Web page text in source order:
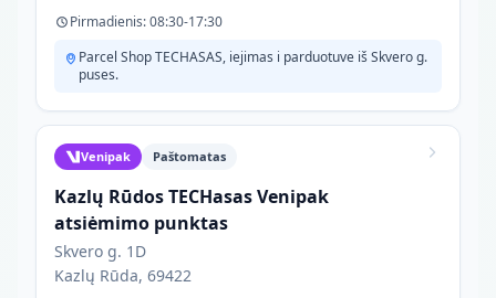
Pirmadienis: 08:30-17:30
Parcel Shop TECHASAS, iejimas i parduotuve iš Skvero g.
puses.
Venipak Paštomatas
Kazlų Rūdos TECHasas Venipak
atsiėmimo punktas
Skvero g. 1D
Kazlų Rūda, 69422